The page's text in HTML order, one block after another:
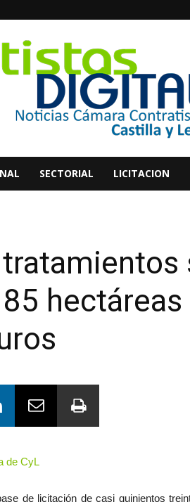
SECTORIAL LICITACION
de CyL
de licitación de casi quinientos